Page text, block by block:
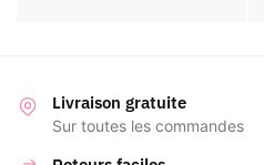
Livraison gratuite
Sur toutes les commandes